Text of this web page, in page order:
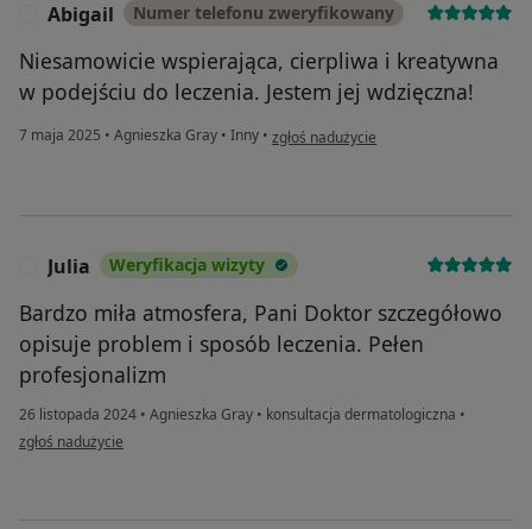
Abigail Numer telefonu zweryfikowany
Niesamowicie wspierająca, cierpliwa i kreatywna
w podejściu do leczenia. Jestem jej wdzięczna!
7 maja 2025 • Agnieszka Gray • Inny • w opinii użytkownika Abigail
zgłoś nadużycie
Julia Weryfikacja wizyty
Bardzo miła atmosfera, Pani Doktor szczegółowo
opisuje problem i sposób leczenia. Pełen
profesjonalizm
26 listopada 2024 • Agnieszka Gray • konsultacja dermatologiczna •
w opinii użytkownika Julia
zgłoś nadużycie